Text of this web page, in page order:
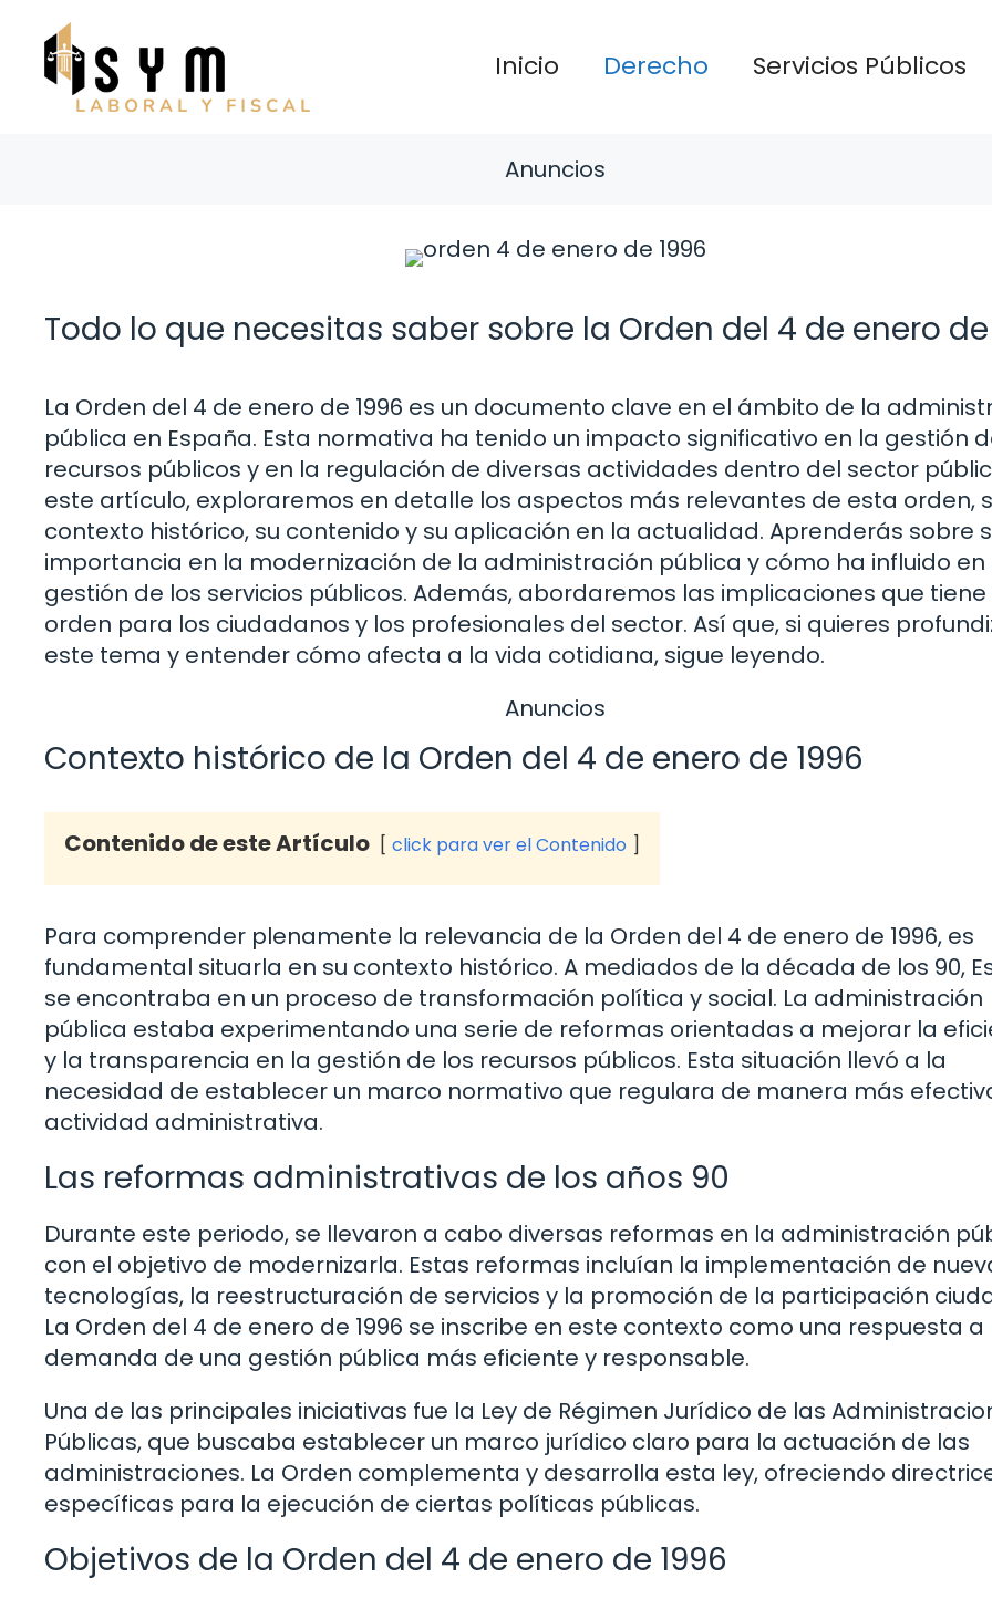
contenido
Inicio Derecho Servicios Públicos
Anuncios
Todo lo que necesitas saber sobre la Orden del 4 de enero de
La Orden del 4 de enero de 1996 es un documento clave en el ámbito de la
pública en España. Esta normativa ha tenido un impacto significativo en la gestión
recursos públicos y en la regulación de diversas actividades dentro del sector
este artículo, exploraremos en detalle los aspectos más relevantes de esta orden,
contexto histórico, su contenido y su aplicación en la actualidad. Aprenderás sobre
importancia en la modernización de la administración pública y cómo ha influido en
gestión de los servicios públicos. Además, abordaremos las implicaciones que
orden para los ciudadanos y los profesionales del sector. Así que, si quieres
este tema y entender cómo afecta a la vida cotidiana, sigue leyendo.
Anuncios
Contexto histórico de la Orden del 4 de enero de 1996
Contenido de este Artículo click para ver el Contenido
Para comprender plenamente la relevancia de la Orden del 4 de enero de 1996, es
fundamental situarla en su contexto histórico. A mediados de la década de los 90,
se encontraba en un proceso de transformación política y social. La administración
pública estaba experimentando una serie de reformas orientadas a mejorar la
y la transparencia en la gestión de los recursos públicos. Esta situación llevó a la
necesidad de establecer un marco normativo que regulara de manera más
actividad administrativa.
Las reformas administrativas de los años 90
Durante este periodo, se llevaron a cabo diversas reformas en la administración
con el objetivo de modernizarla. Estas reformas incluían la implementación de
tecnologías, la reestructuración de servicios y la promoción de la participación
La Orden del 4 de enero de 1996 se inscribe en este contexto como una respuesta a
demanda de una gestión pública más eficiente y responsable.
Una de las principales iniciativas fue la Ley de Régimen Jurídico de las
Públicas, que buscaba establecer un marco jurídico claro para la actuación de las
administraciones. La Orden complementa y desarrolla esta ley, ofreciendo
específicas para la ejecución de ciertas políticas públicas.
Objetivos de la Orden del 4 de enero de 1996